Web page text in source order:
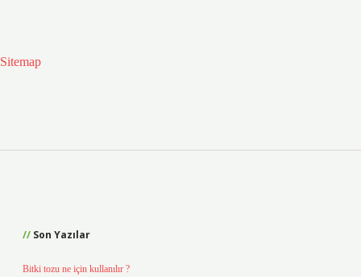
Sitemap
Son Yazılar
Bitki tozu ne için kullanılır ?